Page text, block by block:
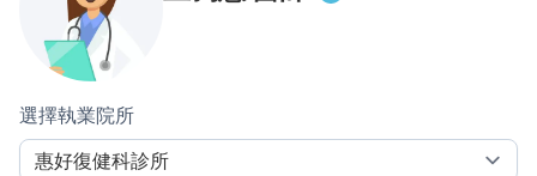
選擇執業院所